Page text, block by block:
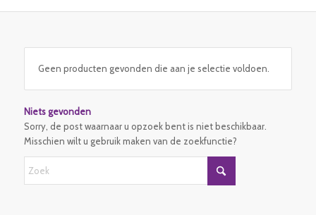
Geen producten gevonden die aan je selectie voldoen.
Niets gevonden
Sorry, de post waarnaar u opzoek bent is niet beschikbaar.
Misschien wilt u gebruik maken van de zoekfunctie?